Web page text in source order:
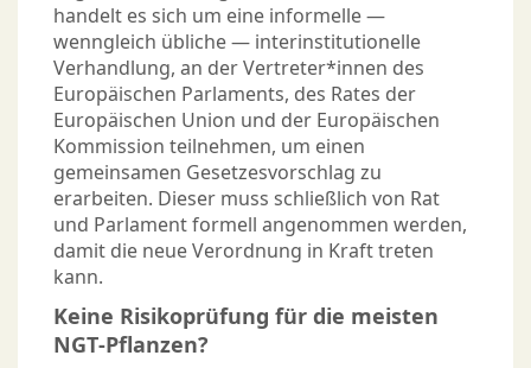
handelt es sich um eine informelle —
wenngleich übliche — interinstitutionelle
Verhandlung, an der Vertreter*innen des
Europäischen Parlaments, des Rates der
Europäischen Union und der Europäischen
Kommission teilnehmen, um einen
gemeinsamen Gesetzesvorschlag zu
erarbeiten. Dieser muss schließlich von Rat
und Parlament formell angenommen werden,
damit die neue Verordnung in Kraft treten
kann.
Keine Risikoprüfung für die meisten
NGT-Pflanzen?